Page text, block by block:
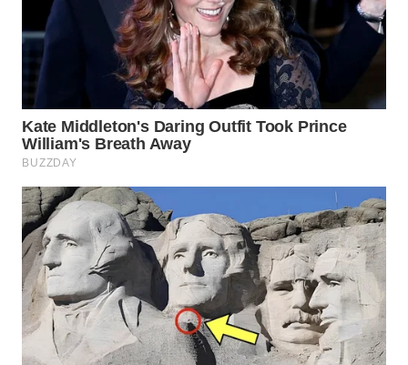
WN
BEKASI
BOGOR
WN
TAPANULI
UTARA
WN
SAMOSIR